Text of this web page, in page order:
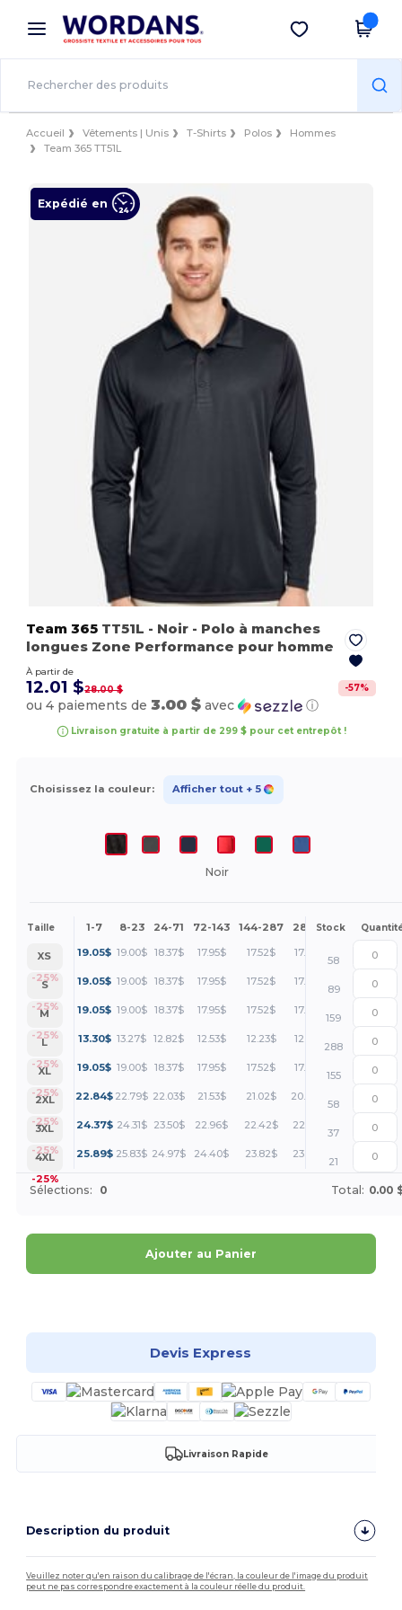
× Appli Wordans
Meilleurs prix sur l’app !
Obtenir l'appli
Accueil Vêtements | Unis T-Shirts Polos
Hommes
Team 365 TT51L
Expédié en
Team 365 TT51L - Noir - Polo à manches
longues Zone Performance pour homme
À partir de
12.01 $28.00 $ -57%
ou 4 paiements de3.00 $ avec ⓘ
Livraison gratuite à partir de 299 $ pour cet entrepôt !
Choisissez la couleur: Afficher tout + 5
Noir
Taille 1-7 8-23 24-71 72-143 144-287 288 + Plus
Stock
XS
-25%
19.05$ 19.00$ 18.37$ 17.95$ 17.52$ 17.21 +
58
S
-25%
19.05$ 19.00$ 18.37$ 17.95$ 17.52$ 17.21 +
89
M
-25%
19.05$ 19.00$ 18.37$ 17.95$ 17.52$ 17.21 +
159
L
-25%
13.30$ 13.27$ 12.82$ 12.53$ 12.23$ 12.01 +
288
XL
-25%
19.05$ 19.00$ 18.37$ 17.95$ 17.52$ 17.21 +
155
2XL
-25%
22.84$ 22.79$ 22.03$ 21.53$ 21.02$ 20.64 +
58
3XL
-25%
24.37$ 24.31$ 23.50$ 22.96$ 22.42$ 22.01 +
37
4XL
-25%
25.89$ 25.83$ 24.97$ 24.40$ 23.82$ 23.39
21
Sélections: 0 Total: 0.00
Ajouter au Panier
Devis Express
Livraison Rapide
Description du produit
Veuillez noter qu'en raison du calibrage de l'écran, la couleur de l'image du produit
peut ne pas correspondre exactement à la couleur réelle du produit.